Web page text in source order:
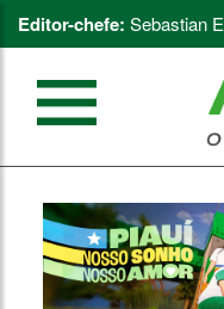
Editor-chefe: Sebastian